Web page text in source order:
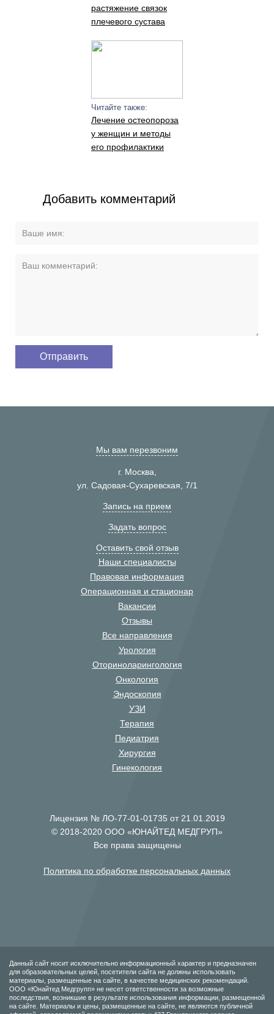
растяжение связок
плечевого сустава
Читайте также:
Лечение остеопороза
у женщин и методы
его профилактики
Добавить комментарий
Мы вам перезвоним
г. Москва,
ул. Садовая-Сухаревская, 7/1
Запись на прием
Задать вопрос
Оставить свой отзыв
Наши специалисты
Правовая информация
Операционная и стационар
Вакансии
Отзывы
Все направления
Урология
Оториноларингология
Онкология
Эндоскопия
УЗИ
Терапия
Педиатрия
Хирургия
Гинекология
Лицензия № ЛО-77-01-01735 от 21.01.2019
© 2018-2020 ООО «ЮНАЙТЕД МЕДГРУП»
Все права защищены
Политика по обработке персональных данных
Данный сайт носит исключительно информационный характер и предназначен
для образовательных целей, посетители сайта не должны использовать
материалы, размещенные на сайте, в качестве медицинских рекомендаций.
ООО «Юнайтед Медгрупп» не несет ответственности за возможные
последствия, возникшие в результате использования информации, размещенной
на сайте. Материалы и цены, размещенные на сайте, не являются публичной